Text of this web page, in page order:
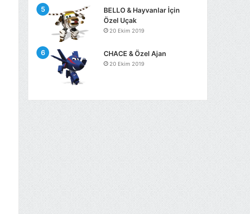
BELLO & Hayvanlar İçin
Özel Uçak
20 Ekim 2019
CHACE & Özel Ajan
20 Ekim 2019